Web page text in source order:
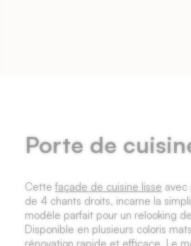
Porte de
Cette façade de cuisine lisse avec
de 4 chants droits, incarne la
modèle parfait pour un relooking
Disponible en plusieurs coloris